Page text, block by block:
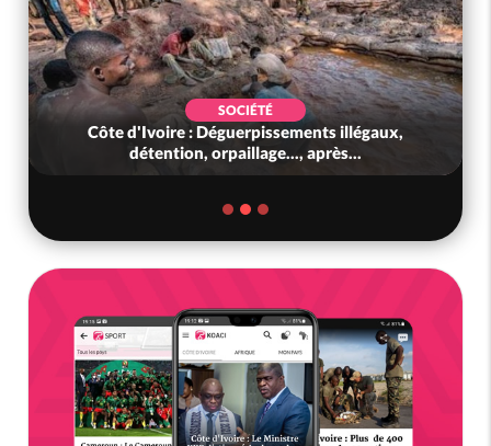
SOCIÉTÉ
Côte d'Ivoire : Déguerpissements illégaux,
détention, orpaillage..., après...